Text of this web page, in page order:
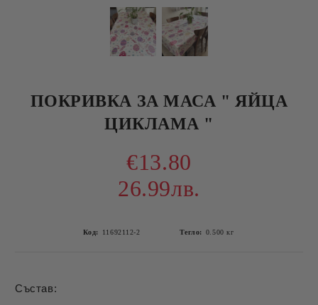
ПОКРИВКА ЗА МАСА " ЯЙЦА
ЦИКЛАМА "
€13.80
26.99лв.
Код: 11692112-2 Тегло: 0.500 кг
Състав: